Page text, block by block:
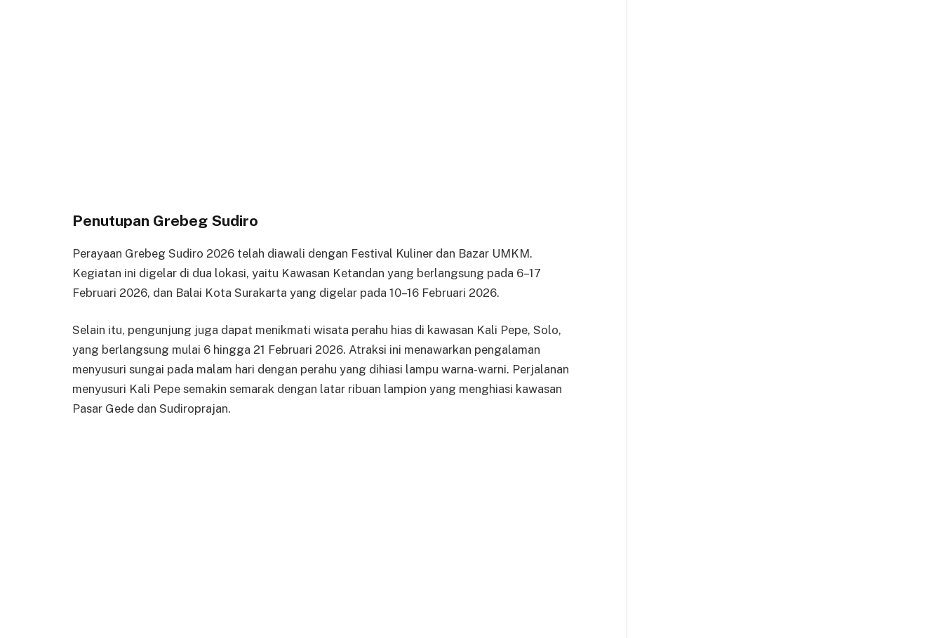
Penutupan Grebeg Sudiro
Perayaan Grebeg Sudiro 2026 telah diawali dengan Festival Kuliner dan Bazar UMKM.
Kegiatan ini digelar di dua lokasi, yaitu Kawasan Ketandan yang berlangsung pada 6–17
Februari 2026, dan Balai Kota Surakarta yang digelar pada 10–16 Februari 2026.
Selain itu, pengunjung juga dapat menikmati wisata perahu hias di kawasan Kali Pepe, Solo,
yang berlangsung mulai 6 hingga 21 Februari 2026. Atraksi ini menawarkan pengalaman
menyusuri sungai pada malam hari dengan perahu yang dihiasi lampu warna-warni. Perjalanan
menyusuri Kali Pepe semakin semarak dengan latar ribuan lampion yang menghiasi kawasan
Pasar Gede dan Sudiroprajan.